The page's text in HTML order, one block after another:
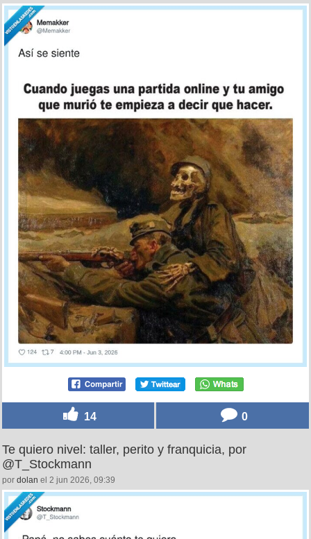
14 0
Te quiero nivel: taller, perito y franquicia, por
@T_Stockmann
por dolan el 2 jun 2026, 09:39